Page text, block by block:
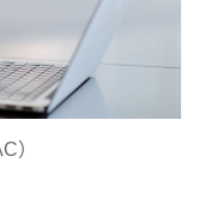
）